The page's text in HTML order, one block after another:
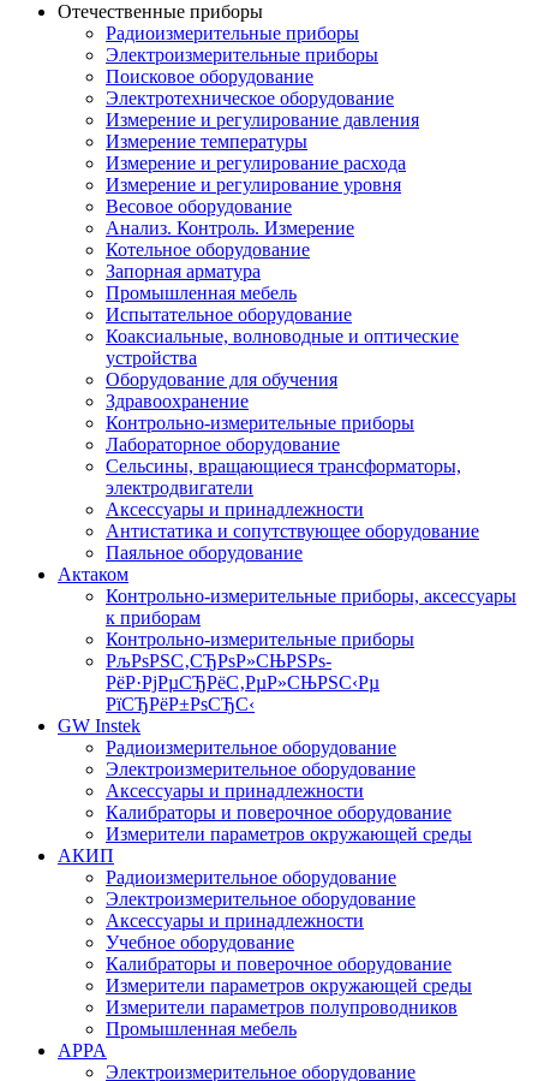
Отечественные приборы
Радиоизмерительные приборы
Электроизмерительные приборы
Поисковое оборудование
Электротехническое оборудование
Измерение и регулирование давления
Измерение температуры
Измерение и регулирование расхода
Измерение и регулирование уровня
Весовое оборудование
Анализ. Контроль. Измерение
Котельное оборудование
Запорная арматура
Промышленная мебель
Испытательное оборудование
Коаксиальные, волноводные и оптические
устройства
Оборудование для обучения
Здравоохранение
Контрольно-измерительные приборы
Лабораторное оборудование
Сельсины, вращающиеся трансформаторы,
электродвигатели
Аксессуары и принадлежности
Антистатика и сопутствующее оборудование
Паяльное оборудование
Актаком
Контрольно-измерительные приборы, аксессуары
к приборам
Контрольно-измерительные приборы
РљРѕРЅС‚СЂРѕР»СЊРЅРѕ-
РёР·РјРµСЂРёС‚РµР»СЊРЅС‹Рµ
РїСЂРёР±РѕСЂС‹
GW Instek
Радиоизмерительное оборудование
Электроизмерительное оборудование
Аксессуары и принадлежности
Калибраторы и поверочное оборудование
Измерители параметров окружающей среды
АКИП
Радиоизмерительное оборудование
Электроизмерительное оборудование
Аксессуары и принадлежности
Учебное оборудование
Калибраторы и поверочное оборудование
Измерители параметров окружающей среды
Измерители параметров полупроводников
Промышленная мебель
APPA
Электроизмерительное оборудование